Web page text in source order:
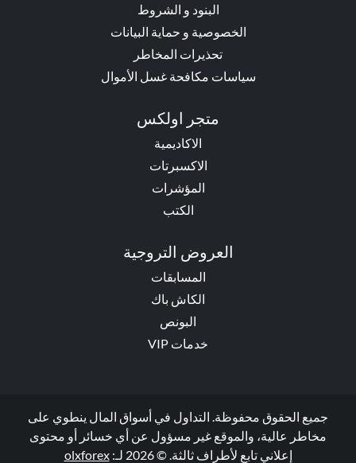
البنود و الشروط
الخصوصية و حماية البيانات
تحذيرات المخاطر
سياسات مكافحة غسل الأموال
متجر اولكس
الاكاديمية
الاكسبرتات
المؤشرات
الكتب
العروض التروجية
المسابقات
الكاش باك
البونص
خدمات VIP
جميع الحقوق محفوظة. التداول في أسواق المال ينطوي على
مخاطر عالية، والموقع غير مسؤول عن أي خسائر أو محتوى
إعلاني تابع لأطراف ثالثة. © 2026 لـ:
olxforex